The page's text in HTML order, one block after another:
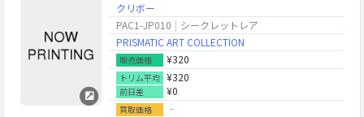
クリボー
PAC1-JP010
シークレットレア
PRISMATIC ART COLLECTION
販売価格 ¥320
トリム平均 ¥320
前日差 ¥0
買取価格 ‐